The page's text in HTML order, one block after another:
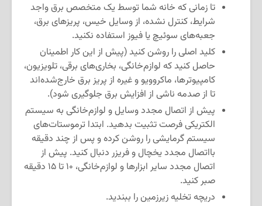
تا زمانی که خانه شما توسط یک متخصص برق واجد
شرایط، کنترل نشده، از وسایل خیس، پریزهای برق،
جعبه‌های سوئیچ یا فیوز استفاده نکنید.
کلید اصلی را روشن کنید (پیش از این کار اطمینان
حاصل کنید که لوازم‌خانگی، بخاری‌های برقی، تلویزیون،
کامپیوتر‌ها، ماکروویو و غیره از پریز برق خارج‌شده‌اند
تا از صدمه ناشی از افزایش برق جلوگیری شود).
پیش از اتصال مجدد وسایل و لوازم‌خانگی به سیستم
الکتریکی فرصت تثبیت بدهید. ابتدا ترموستات‌های
سیستم گرمایشی را روشن کرده و پس از چند دقیقه
بااتصال مجدد یخچال و فریزر دنبال کنید. پیش از
اتصال مجدد سایر ابزارها و لوازم‌خانگی، ۱۰ تا ۱۵ دقیقه
صبر کنید.
دریچه تخلیه زیرزمین را ببندید.